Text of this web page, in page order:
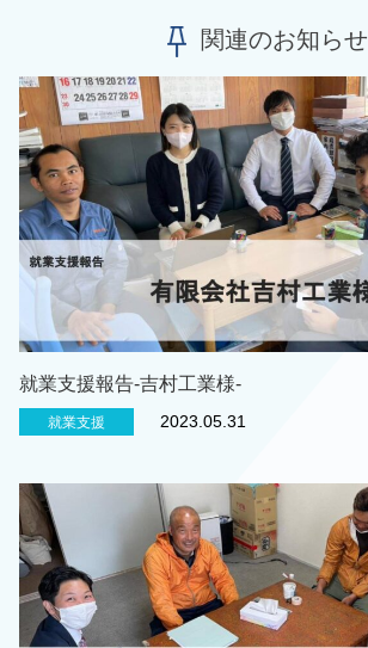
関連のお知らせ
就業支援報告-吉村工業様-
就業支援 2023.05.31